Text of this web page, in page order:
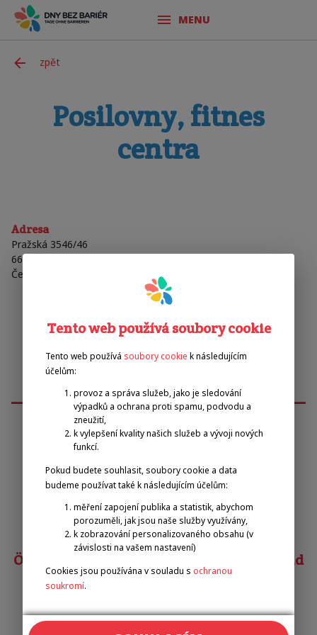
MENU
zpět
Posilovny, fitnes
centra
Adresa
Pražská 3546/46
66902
Česká Republika
Emilova sportovní, z.s.
Pavel Zbožínek
zbozinek@emilova-sportovni.cz
+420 602 720 518
Österreichischer Behindertensportverband
costa@obsv.at
+43 332-61-34
Tento web používá soubory cookie
Tento web používá soubory cookie k následujícím
účelům:
provoz a správa služeb, jako je sledování
výpadků a ochrana proti spamu, podvodu a
zneužití,
k vylepšení kvality našich služeb a vývoji nových
funkcí.
Pokud budete souhlasit, soubory cookie a data
budeme používat také k následujícím účelům:
měření zapojení publika a statistik, abychom
porozuměli, jak jsou naše služby využívány,
k zobrazování personalizovaného obsahu (v
závislosti na vašem nastavení)
Cookies jsou používána v souladu s ochranou
soukromí.